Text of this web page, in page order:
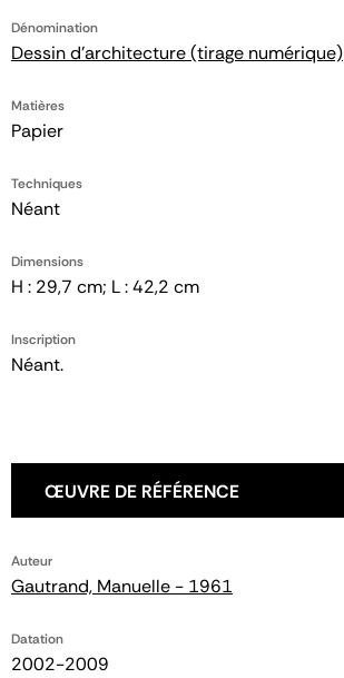
Dénomination
Dessin d'architecture (tirage numérique)
Matières
Papier
Techniques
Néant
Dimensions
H : 29,7 cm; L : 42,2 cm
Inscription
Néant.
ŒUVRE DE RÉFÉRENCE
Auteur
Gautrand, Manuelle - 1961
Datation
2002-2009